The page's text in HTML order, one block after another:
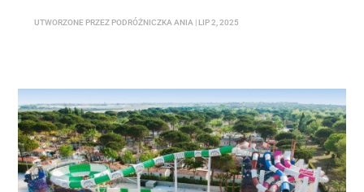
UTWORZONE PRZEZ PODRÓŻNICZKA ANIA | LIP 2, 2025